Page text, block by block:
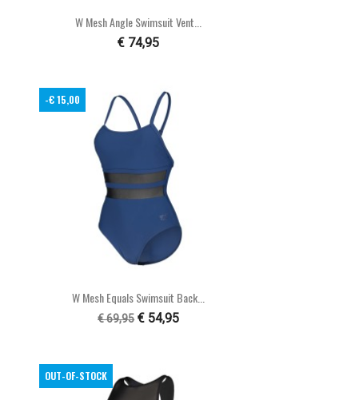
 Snel bekijken
W Mesh Angle Swimsuit Vent...
€ 74,95
Snel bekijken
W Mesh Equals Swimsuit Back...
€ 69,95 € 54,95
-€ 15,00
OUT-OF-STOCK